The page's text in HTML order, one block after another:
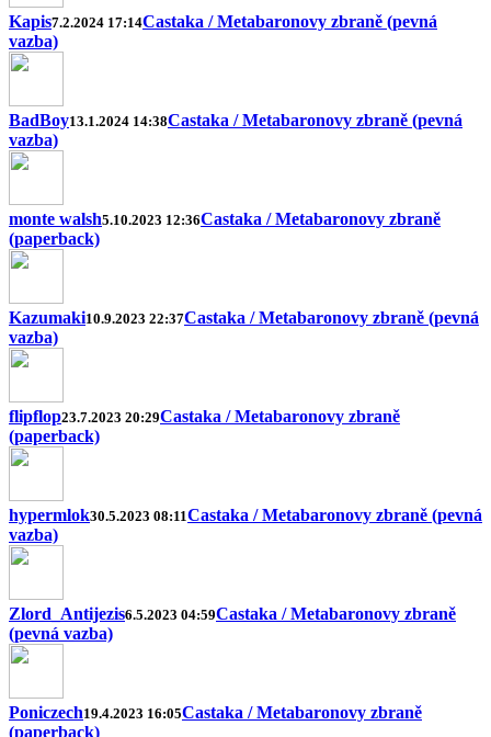
Kapis7.2.2024 17:14Castaka / Metabaronovy zbraně (pevná
vazba)
BadBoy13.1.2024 14:38Castaka / Metabaronovy zbraně (pevná
vazba)
monte walsh5.10.2023 12:36Castaka / Metabaronovy zbraně
(paperback)
Kazumaki10.9.2023 22:37Castaka / Metabaronovy zbraně (pevná
vazba)
flipflop23.7.2023 20:29Castaka / Metabaronovy zbraně
(paperback)
hypermlok30.5.2023 08:11Castaka / Metabaronovy zbraně (pevná
vazba)
Zlord_Antijezis6.5.2023 04:59Castaka / Metabaronovy zbraně
(pevná vazba)
Poniczech19.4.2023 16:05Castaka / Metabaronovy zbraně
(paperback)